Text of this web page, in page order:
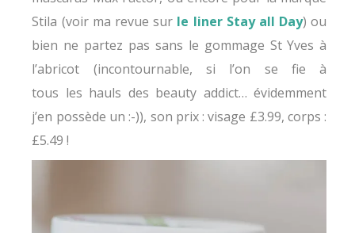
Stila (voir ma revue sur le liner Stay all Day) ou
bien ne partez pas sans le gommage St Yves à
l’abricot (incontournable, si l’on se fie à
tous les hauls des beauty addict… évidemment
j’en possède un :-)), son prix : visage £3.99, corps :
£5.49 !